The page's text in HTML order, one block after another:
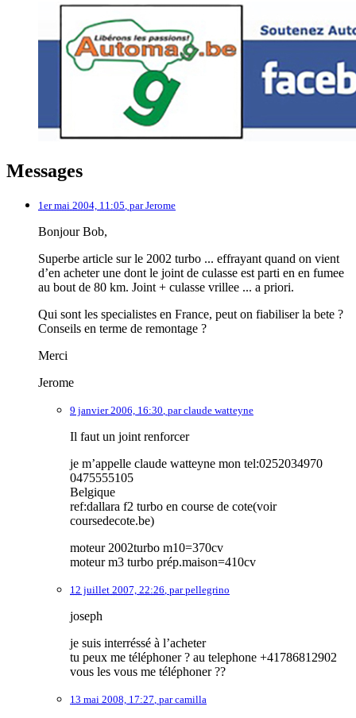
Messages
1er mai 2004, 11:05, parJerome
Bonjour Bob,
Superbe article sur le 2002 turbo ... effrayant quand on vient
d’en acheter une dont le joint de culasse est parti en en fumee
au bout de 80 km. Joint + culasse vrillee ... a priori.
Qui sont les specialistes en France, peut on fiabiliser la bete ?
Conseils en terme de remontage ?
Merci
Jerome
9 janvier 2006, 16:30, parclaude watteyne
Il faut un joint renforcer
je m’appelle claude watteyne mon tel:0252034970
0475555105
Belgique
ref:dallara f2 turbo en course de cote(voir
coursedecote.be)
moteur 2002turbo m10=370cv
moteur m3 turbo prép.maison=410cv
12 juillet 2007, 22:26, parpellegrino
joseph
je suis interréssé à l’acheter
tu peux me téléphoner ? au telephone +41786812902
vous les vous me téléphoner ??
13 mai 2008, 17:27, parcamilla